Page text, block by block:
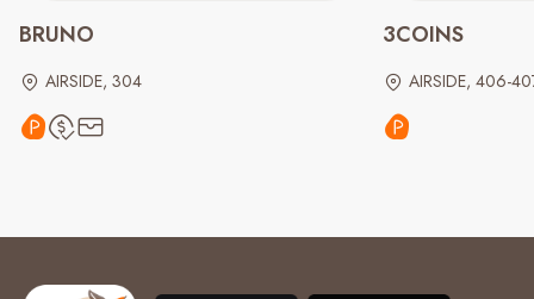
BRUNO
AIRSIDE, 304
3COINS
AIRSIDE, 406-